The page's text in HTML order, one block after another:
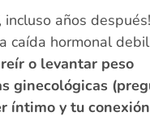
incluso años
caída hormonal
o levantar peso
ginecológicas
íntimo y tu